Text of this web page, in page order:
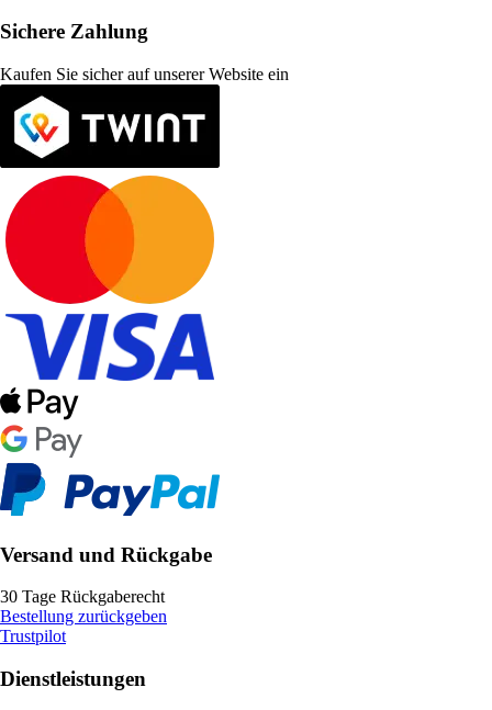
Sichere Zahlung
Kaufen Sie sicher auf unserer Website ein
Versand und Rückgabe
30 Tage Rückgaberecht
Bestellung zurückgeben
Trustpilot
Dienstleistungen